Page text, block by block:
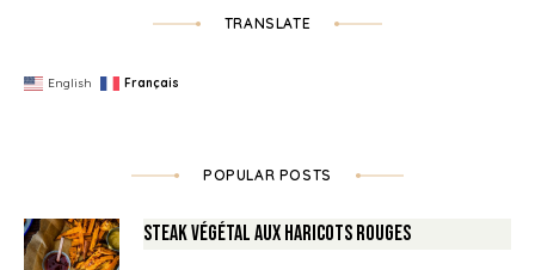
TRANSLATE
English Français
POPULAR POSTS
Steak végétal aux haricots rouges